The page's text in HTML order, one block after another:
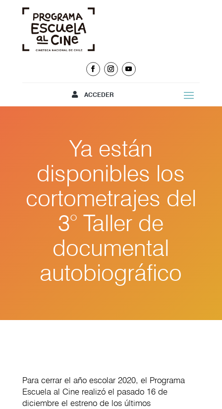
ACCEDER
Ya están
disponibles los
cortometrajes del
3° Taller de
documental
autobiográfico
Para cerrar el año escolar 2020, el Programa
Escuela al Cine realizó el pasado 16 de
diciembre el estreno de los últimos